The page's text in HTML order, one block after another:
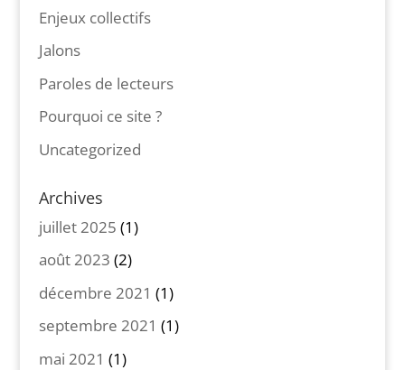
Enjeux collectifs
Jalons
Paroles de lecteurs
Pourquoi ce site ?
Uncategorized
Archives
juillet 2025 (1)
août 2023 (2)
décembre 2021 (1)
septembre 2021 (1)
mai 2021 (1)